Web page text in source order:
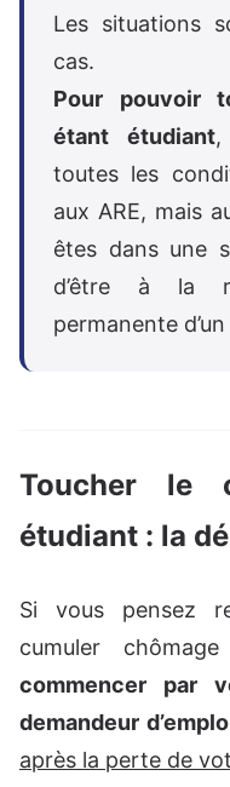
Les situations
cas.
Pour pouvoir
étant étudiant,
toutes les
aux ARE, mais
êtes dans une
d’être à la
permanente
Toucher le
étudiant : la
Si vous pensez
cumuler
commencer par
demandeur
après la perte de